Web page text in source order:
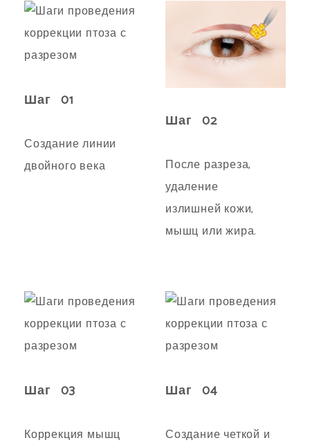
Шаг 01
Создание линии
двойного века
Шаг 02
После разреза,
удаление
излишней кожи,
мышц или жира.
Шаг 03
Коррекция мышц
Шаг 04
Создание четкой и